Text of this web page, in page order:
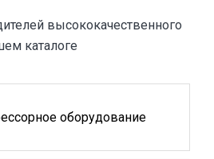
высококачественного
каталоге
оборудование